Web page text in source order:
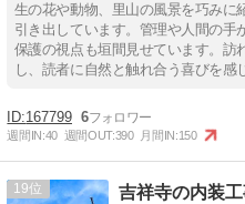
生の花や動物、里山の風景を巧みに
引き出しています。管理や人間の手
保護の視点も垣間見せています。訪
し、読者に自然と触れ合う喜びを感
167799 6
週間IN:40 週間OUT:390 月間IN:150
19 吉祥寺の内装